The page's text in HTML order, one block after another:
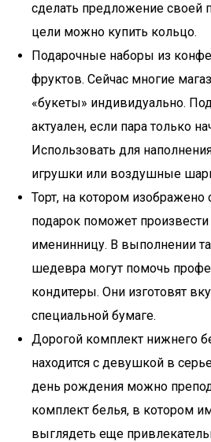
сделать предложение своей
цели можно купить кольцо.
Подарочные наборы из
фруктов. Сейчас многие
«букеты» индивидуально.
актуален, если пара только
Использовать для
игрушки или воздушные
Торт, на котором изображено
подарок поможет произвести
именинницу. В выполнении
шедевра могут помочь
кондитеры. Они изготовят
специальной бумаге.
Дорогой комплект нижнего
находится с девушкой в
день рождения можно
комплект белья, в котором
выглядеть еще